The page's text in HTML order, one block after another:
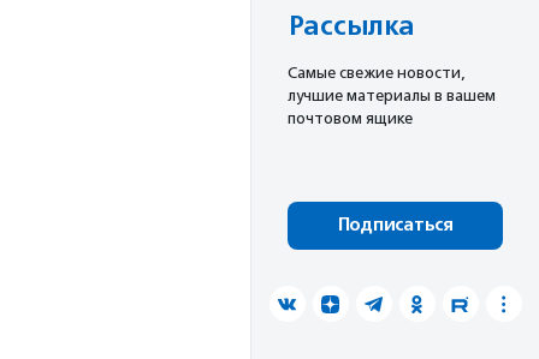
Рассылка
Cамые свежие новости,
лучшие материалы в вашем
почтовом ящике
Подписаться